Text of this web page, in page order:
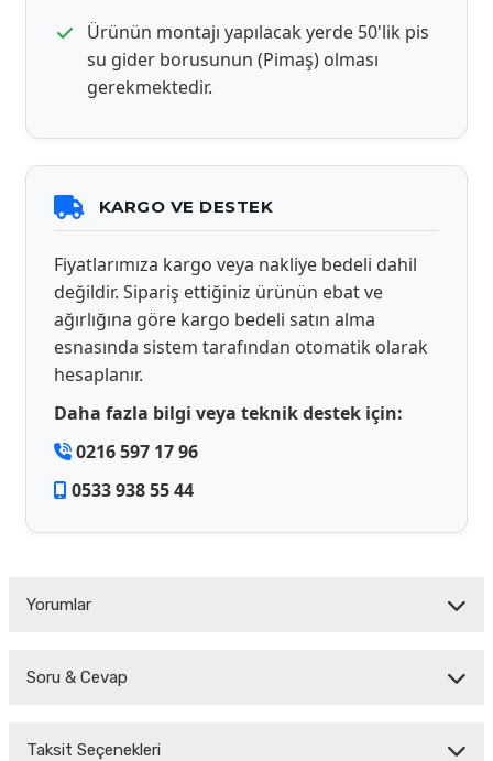
Ürünün montajı yapılacak yerde 50'lik pis
su gider borusunun (Pimaş) olması
gerekmektedir.
KARGO VE DESTEK
Fiyatlarımıza kargo veya nakliye bedeli dahil
değildir. Sipariş ettiğiniz ürünün ebat ve
ağırlığına göre kargo bedeli satın alma
esnasında sistem tarafından otomatik olarak
hesaplanır.
Daha fazla bilgi veya teknik destek için:
0216 597 17 96
0533 938 55 44
Yorumlar
Soru & Cevap
Taksit Seçenekleri